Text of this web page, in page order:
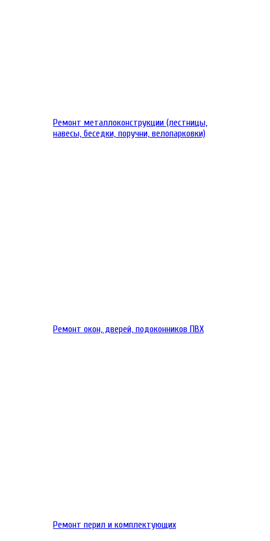
Ремонт металлоконструкции (лестницы,
навесы, беседки, поручни, велопарковки)
Ремонт окон, дверей, подоконников ПВХ
Ремонт перил и комплектующих